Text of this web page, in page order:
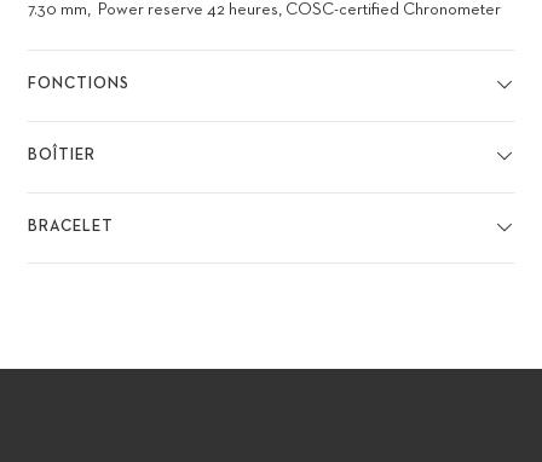
7.30 mm
Power reserve 42 heures, COSC-certified Chronometer
FONCTIONS
BOÎTIER
BRACELET